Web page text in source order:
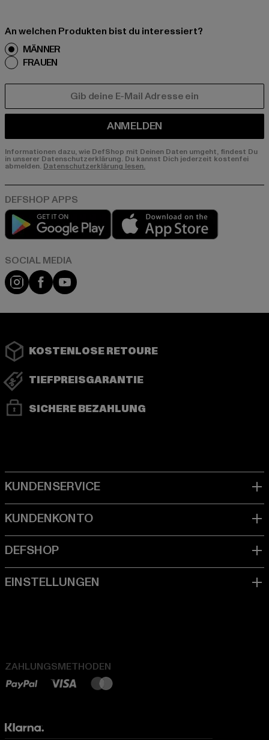
An welchen Produkten bist du interessiert?
MÄNNER
FRAUEN
ANMELDEN
Informationen dazu, wie DefShop mit Deinen Daten umgeht, findest Du
in unserer Datenschutzerklärung. Du kannst Dich jederzeit kostenfei
abmelden. Datenschutzerklärung lesen.
Play market
Instagram
FacebookYouTube
KOSTENLOSE RETOURE
TIEFPREISGARANTIE
SICHERE BEZAHLUNG
ZAHLUNGSMETHODEN